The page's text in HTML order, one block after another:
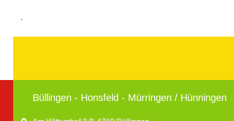
.
Büllingen - Honsfeld - Mürringen / Hünningen